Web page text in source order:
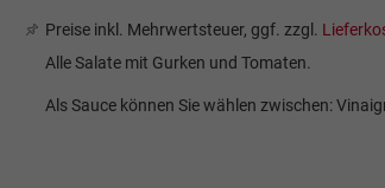
Preise inkl. Mehrwertsteuer, ggf. zzgl.
Alle Salate mit Gurken und Tomaten.
Als Sauce können Sie wählen zwischen: